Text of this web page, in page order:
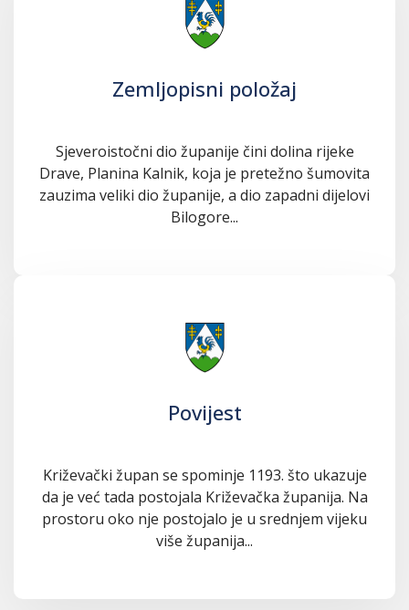
Zemljopisni položaj
Sjeveroistočni dio županije čini dolina rijeke
Drave, Planina Kalnik, koja je pretežno šumovita
zauzima veliki dio županije, a dio zapadni dijelovi
Bilogore...
Povijest
Križevački župan se spominje 1193. što ukazuje
da je već tada postojala Križevačka županija. Na
prostoru oko nje postojalo je u srednjem vijeku
više županija...